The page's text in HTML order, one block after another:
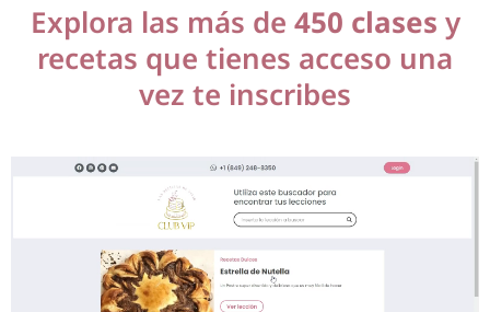
Explora las más de 450 clases y
recetas que tienes acceso una
vez te inscribes